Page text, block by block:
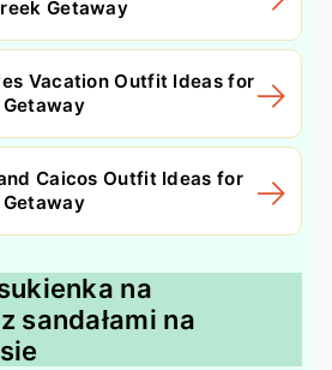
Getaway
Vacation Outfit Ideas for
Caicos Outfit Ideas for
na
sandałami na